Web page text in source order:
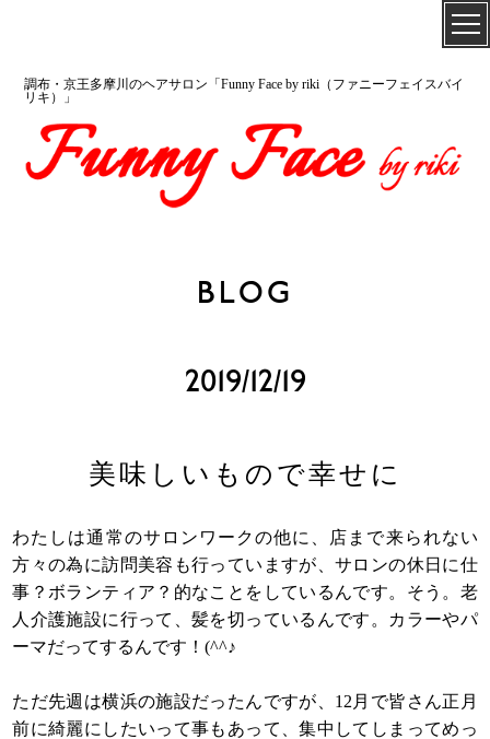
調布・京王多摩川のヘアサロン「Funny Face by riki（ファニーフェイスバイ
リキ）」
BLOG
2019/12/19
美味しいもので幸せに
わたしは通常のサロンワークの他に、店まで来られない
方々の為に訪問美容も行っていますが、サロンの休日に仕
事？ボランティア？的なことをしているんです。そう。老
人介護施設に行って、髪を切っているんです。カラーやパ
ーマだってするんです！(^^♪
ただ先週は横浜の施設だったんですが、12月で皆さん正月
前に綺麗にしたいって事もあって、集中してしまってめっ